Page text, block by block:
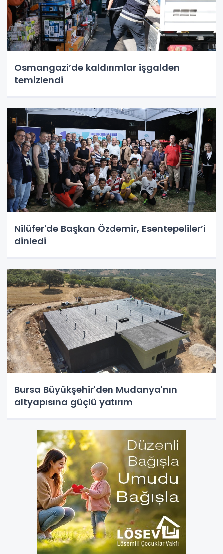
Osmangazi’de kaldırımlar işgalden
temizlendi
Nilüfer'de Başkan Özdemir, Esentepeliler’i
dinledi
Bursa Büyükşehir'den Mudanya'nın
altyapısına güçlü yatırım